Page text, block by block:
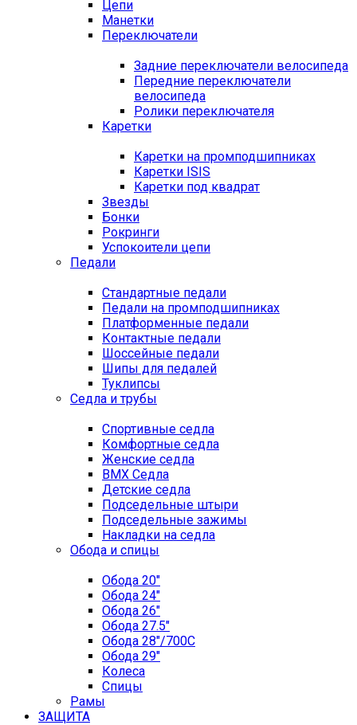
Цепи
Манетки
Переключатели
Задние переключатели велосипеда
Передние переключатели
велосипеда
Ролики переключателя
Каретки
Каретки на промподшипниках
Каретки ISIS
Каретки под квадрат
Звезды
Бонки
Рокринги
Успокоители цепи
Педали
Стандартные педали
Педали на промподшипниках
Платформенные педали
Контактные педали
Шоссейные педали
Шипы для педалей
Туклипсы
Седла и трубы
Спортивные седла
Комфортные седла
Женские седла
BMX Седла
Детские седла
Подседельные штыри
Подседельные зажимы
Накладки на седла
Обода и спицы
Обода 20"
Обода 24"
Обода 26"
Обода 27.5"
Обода 28"/700C
Обода 29"
Колеса
Спицы
Рамы
ЗАЩИТА